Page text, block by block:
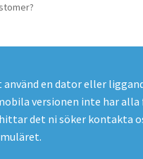
Köpevillkor/
.
en dator eller
versionen inte har alla
det ni söker kontakta